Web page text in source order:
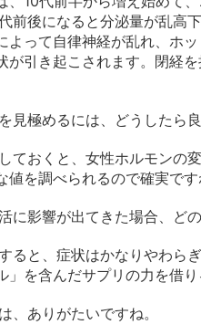
前後になると分泌量が乱高
って自律神経が乱れ、ホ
引き起こされます。閉経
見極めるには、どうしたら
ておくと、女性ホルモンの
を調べられるので確実です
に影響が出てきた場合、ど
ると、症状はかなりやわら
を含んだサプリの力を借り
、ありがたいですね。